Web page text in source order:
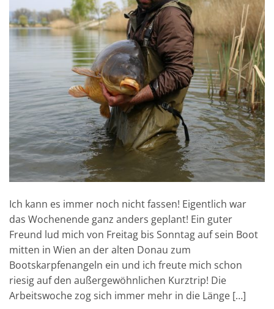
Ich kann es immer noch nicht fassen! Eigentlich war
das Wochenende ganz anders geplant! Ein guter
Freund lud mich von Freitag bis Sonntag auf sein Boot
mitten in Wien an der alten Donau zum
Bootskarpfenangeln ein und ich freute mich schon
riesig auf den außergewöhnlichen Kurztrip! Die
Arbeitswoche zog sich immer mehr in die Länge […]